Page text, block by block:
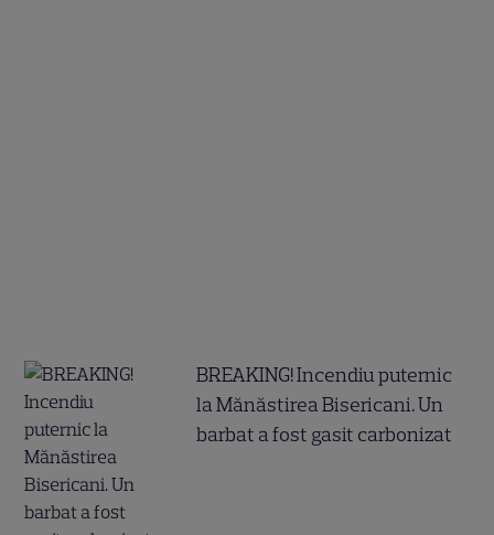
BREAKING! Incendiu puternic
la Mănăstirea Bisericani. Un
barbat a fost gasit carbonizat